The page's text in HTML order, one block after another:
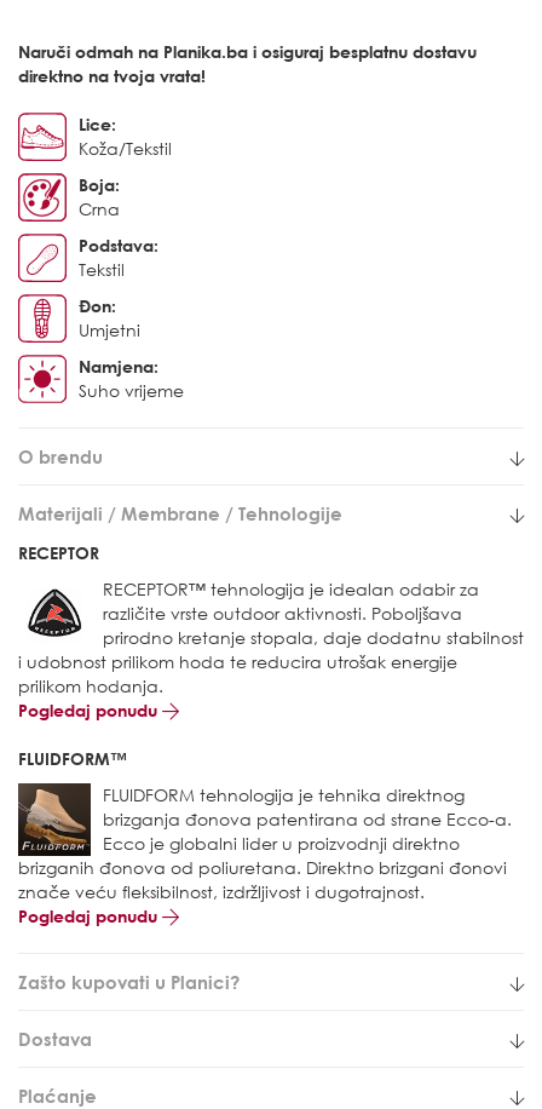
Naruči odmah na Planika.ba i osiguraj besplatnu dostavu
direktno na tvoja vrata!
Lice:
Koža/Tekstil
Boja:
Crna
Podstava:
Tekstil
Đon:
Umjetni
Namjena:
Suho vrijeme
O brendu
Materijali / Membrane / Tehnologije
RECEPTOR
RECEPTOR™ tehnologija je idealan odabir za
različite vrste outdoor aktivnosti. Poboljšava
prirodno kretanje stopala, daje dodatnu stabilnost
i udobnost prilikom hoda te reducira utrošak energije
prilikom hodanja.
Pogledaj ponudu
FLUIDFORM™
FLUIDFORM tehnologija je tehnika direktnog
brizganja đonova patentirana od strane Ecco-a.
Ecco je globalni lider u proizvodnji direktno
brizganih đonova od poliuretana. Direktno brizgani đonovi
znače veću fleksibilnost, izdržljivost i dugotrajnost.
Pogledaj ponudu
Zašto kupovati u Planici?
Dostava
Plaćanje